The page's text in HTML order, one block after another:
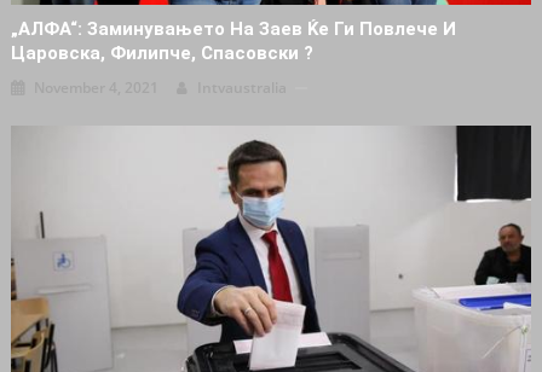
„АЛФА“: Заминувањето На Заев Ќе Ги Повлече И
Царовска, Филипче, Спасовски ?